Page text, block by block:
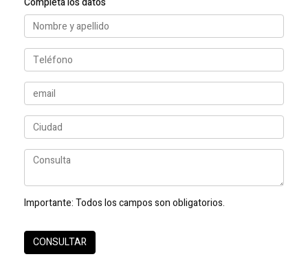
Importante:Todos los campos son obligatorios.